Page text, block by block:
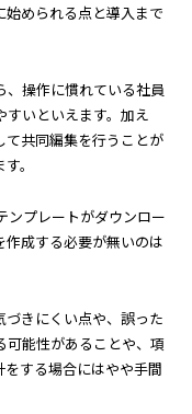
始められる点と導入まで
、操作に慣れている社員
いといえます。加え
て共同編集を行うことが
。
ンプレートがダウンロー
作成する必要が無いのは
づきにくい点や、誤った
可能性があることや、項
する場合にはやや手間